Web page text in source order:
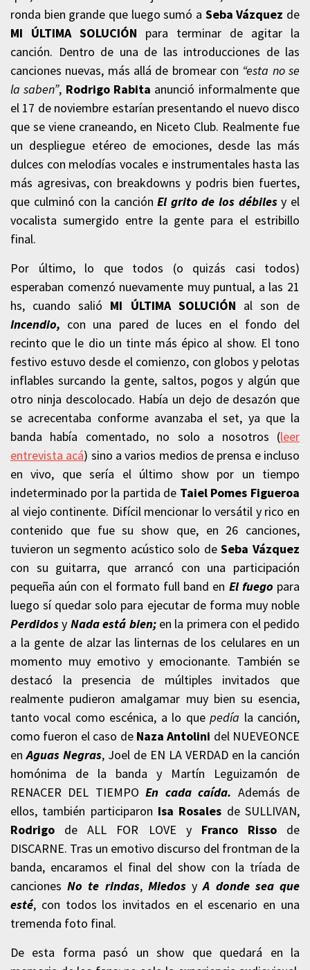
ronda bien grande que luego sumó a Seba Vázquez de
MI ÚLTIMA SOLUCIÓN para terminar de agitar la
canción. Dentro de una de las introducciones de las
canciones nuevas, más allá de bromear con “esta no se
la saben”, Rodrigo Rabita anunció informalmente que
el 17 de noviembre estarían presentando el nuevo disco
que se viene craneando, en Niceto Club. Realmente fue
un despliegue etéreo de emociones, desde las más
dulces con melodías vocales e instrumentales hasta las
más agresivas, con breakdowns y podris bien fuertes,
que culminó con la canciónEl grito de los débilesy el
vocalista sumergido entre la gente para el estribillo
final.
Por último, lo que todos (o quizás casi todos)
esperaban comenzó nuevamente muy puntual, a las 21
hs, cuando salió MI ÚLTIMA SOLUCIÓN al son de
Incendio, con una pared de luces en el fondo del
recinto que le dio un tinte más épico al show. El tono
festivo estuvo desde el comienzo, con globos y pelotas
inflables surcando la gente, saltos, pogos y algún que
otro ninja descolocado. Había un dejo de desazón que
se acrecentaba conforme avanzaba el set, ya que la
banda había comentado, no solo a nosotros (leer
entrevista acá) sino a varios medios de prensa e incluso
en vivo, que sería el último show por un tiempo
indeterminado por la partida de Taiel Pomes Figueroa
al viejo continente. Difícil mencionar lo versátil y rico en
contenido que fue su show que, en 26 canciones,
tuvieron un segmento acústico solo deSeba Vázquez
con su guitarra, que arrancó con una participación
pequeña aún con el formato full band en El fuego para
luego sí quedar solo para ejecutar de forma muy noble
Perdidosy Nada está bien; en la primera con el pedido
a la gente de alzar las linternas de los celulares en un
momento muy emotivo y emocionante. También se
destacó la presencia de múltiples invitados que
realmente pudieron amalgamar muy bien su esencia,
tanto vocal como escénica, a lo quepedía la canción,
como fueron el caso de Naza Antolini del NUEVEONCE
enAguas Negras, Joel de EN LA VERDAD en la canción
homónima de la banda y Martín Leguizamón de
RENACER DEL TIEMPOEn cada caída. Además de
ellos, también participaron Isa Rosales de SULLIVAN,
Rodrigo de ALL FOR LOVE yFranco Rissode
DISCARNE. Tras un emotivo discurso del frontman de la
banda, encaramos el final del show con la tríada de
cancionesNo te rindas, Miedos yA donde sea que
esté, con todos los invitados en el escenario en una
tremenda foto final.
De esta forma pasó un show que quedará en la